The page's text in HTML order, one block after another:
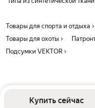
Купить сейчас
подсумка из натуральной
имеются шлёвки для
Особенности Подсумок
Материал: Синтетическая
Товары для спорта и отдыха
Товары для охоты
Подсумки VEKTOR